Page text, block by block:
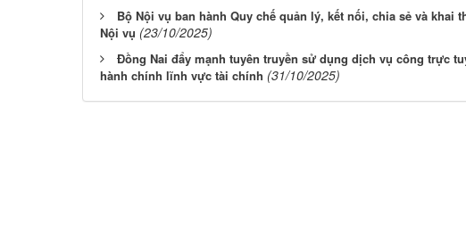
Bộ Nội vụ ban hành Quy chế quản lý, kết nối, chia sẻ và khai
Nội vụ (23/10/2025)
Đồng Nai đẩy mạnh tuyên truyền sử dụng dịch vụ công trực
hành chính lĩnh vực tài chính (31/10/2025)